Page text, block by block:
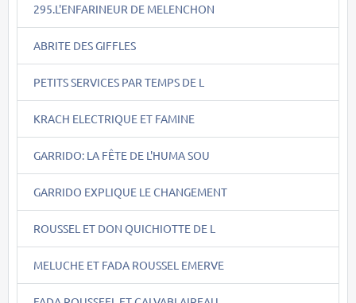
295.L'ENFARINEUR DE MELENCHON
ABRITE DES GIFFLES
PETITS SERVICES PAR TEMPS DE L
KRACH ELECTRIQUE ET FAMINE
GARRIDO: LA FÊTE DE L'HUMA SOU
GARRIDO EXPLIQUE LE CHANGEMENT
ROUSSEL ET DON QUICHIOTTE DE L
MELUCHE ET FADA ROUSSEL EMERVE